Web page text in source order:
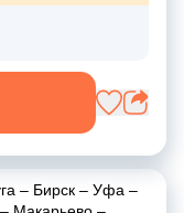
– Бирск – Уфа –